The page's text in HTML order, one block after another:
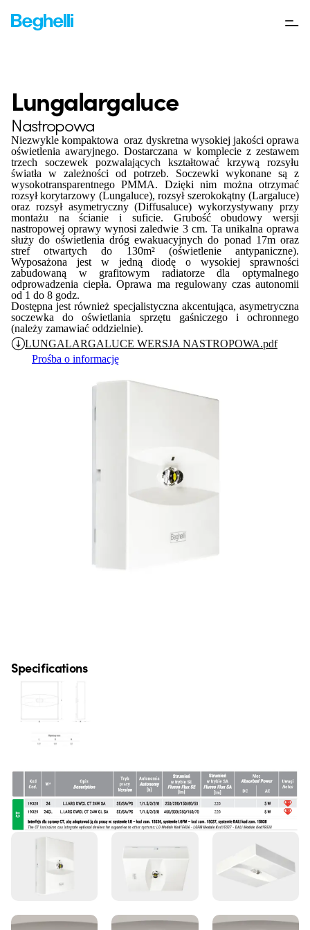
Lungalargaluce
Nastropowa
Niezwykle kompaktowa oraz dyskretna wysokiej jakości oprawa
oświetlenia awaryjnego. Dostarczana w komplecie z zestawem
trzech soczewek pozwalających kształtować krzywą rozsyłu
światła w zależności od potrzeb. Soczewki wykonane są z
wysokotransparentnego PMMA. Dzięki nim można otrzymać
rozsył korytarzowy (Lungaluce), rozsył szerokokątny (Largaluce)
oraz rozsył asymetryczny (Diffusaluce) wykorzystywany przy
montażu na ścianie i suficie. Grubość obudowy wersji
nastropowej oprawy wynosi zaledwie 3 cm. Ta unikalna oprawa
służy do oświetlenia dróg ewakuacyjnych do ponad 17m oraz
stref otwartych do 130m² (oświetlenie antypaniczne).
Wyposażona jest w jedną diodę o wysokiej sprawności
zabudowaną w grafitowym radiatorze dla optymalnego
odprowadzenia ciepła. Oprawa ma regulowany czas autonomii
od 1 do 8 godz.
Dostępna jest również specjalistyczna akcentująca, asymetryczna
soczewka do oświetlania sprzętu gaśniczego i ochronnego
(należy zamawiać oddzielnie).
LUNGALARGALUCE WERSJA NASTROPOWA.pdf
Prośba o informację
Specifications